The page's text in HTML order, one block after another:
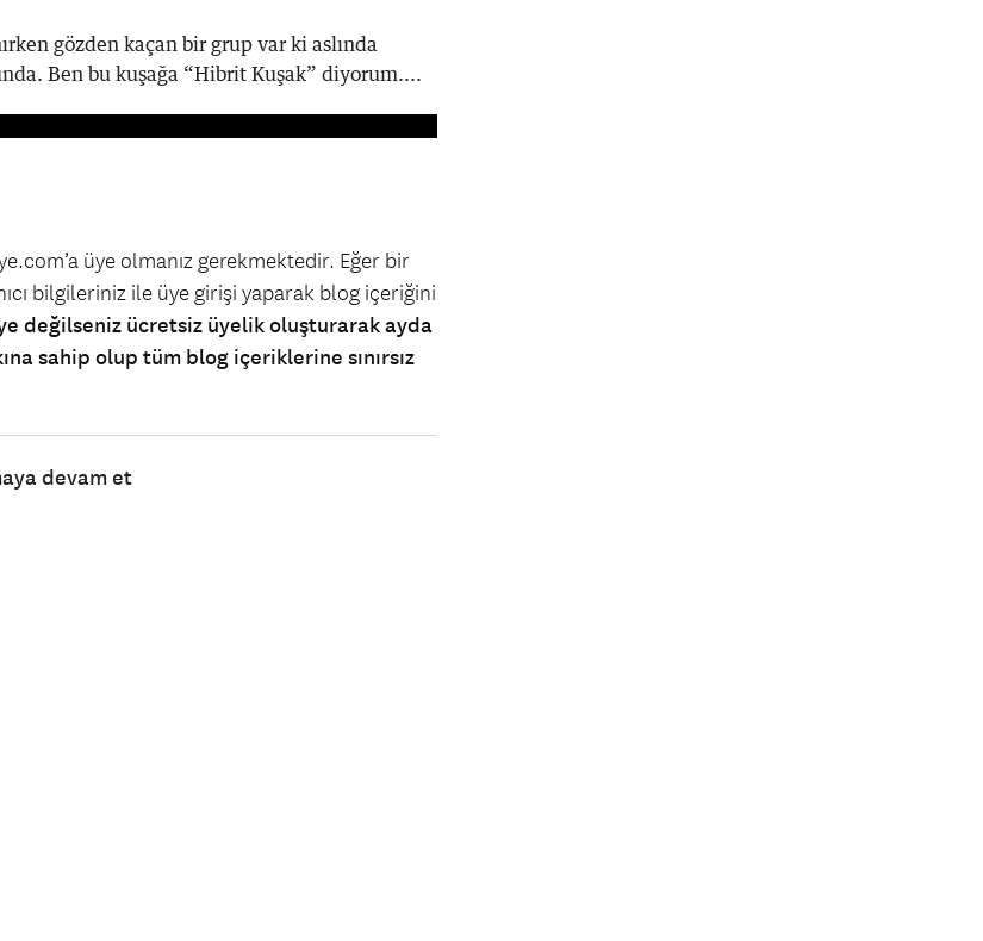
gözden kaçan bir grup var ki aslında
Ben bu kuşağa “Hibrit Kuşak” diyorum....
üye olmanız gerekmektedir. Eğer bir
bilgileriniz ile üye girişi yaparak blog içeriğini
değilseniz ücretsiz üyelik oluşturarak ayda
sahip olup tüm blog içeriklerine sınırsız
devam et